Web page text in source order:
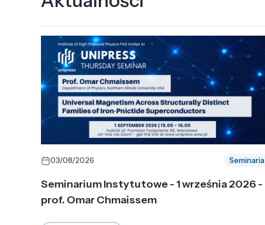
03/08/2026 Seminaria
Seminarium Instytutowe - 1 września 2026 -
prof. Omar Chmaissem